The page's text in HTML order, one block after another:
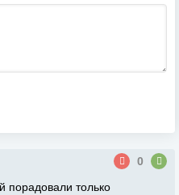
0
порадовали только